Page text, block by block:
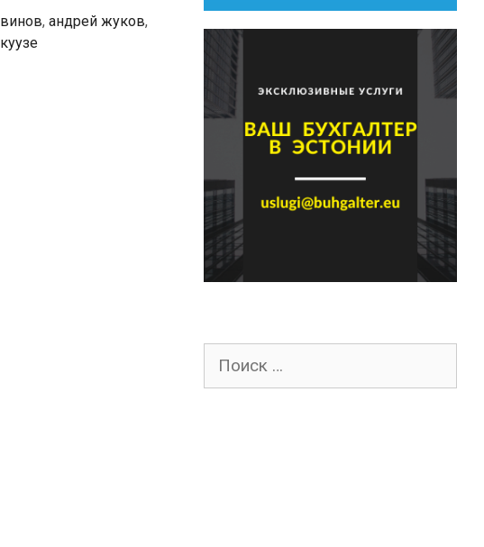
, андрей жуков,
Поиск